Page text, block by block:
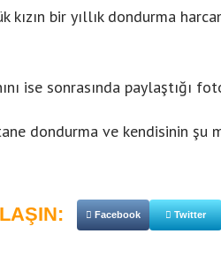
bir yıllık dondurma
ise sonrasında paylaştığı
dondurma ve kendisinin şu
Facebook Twitter